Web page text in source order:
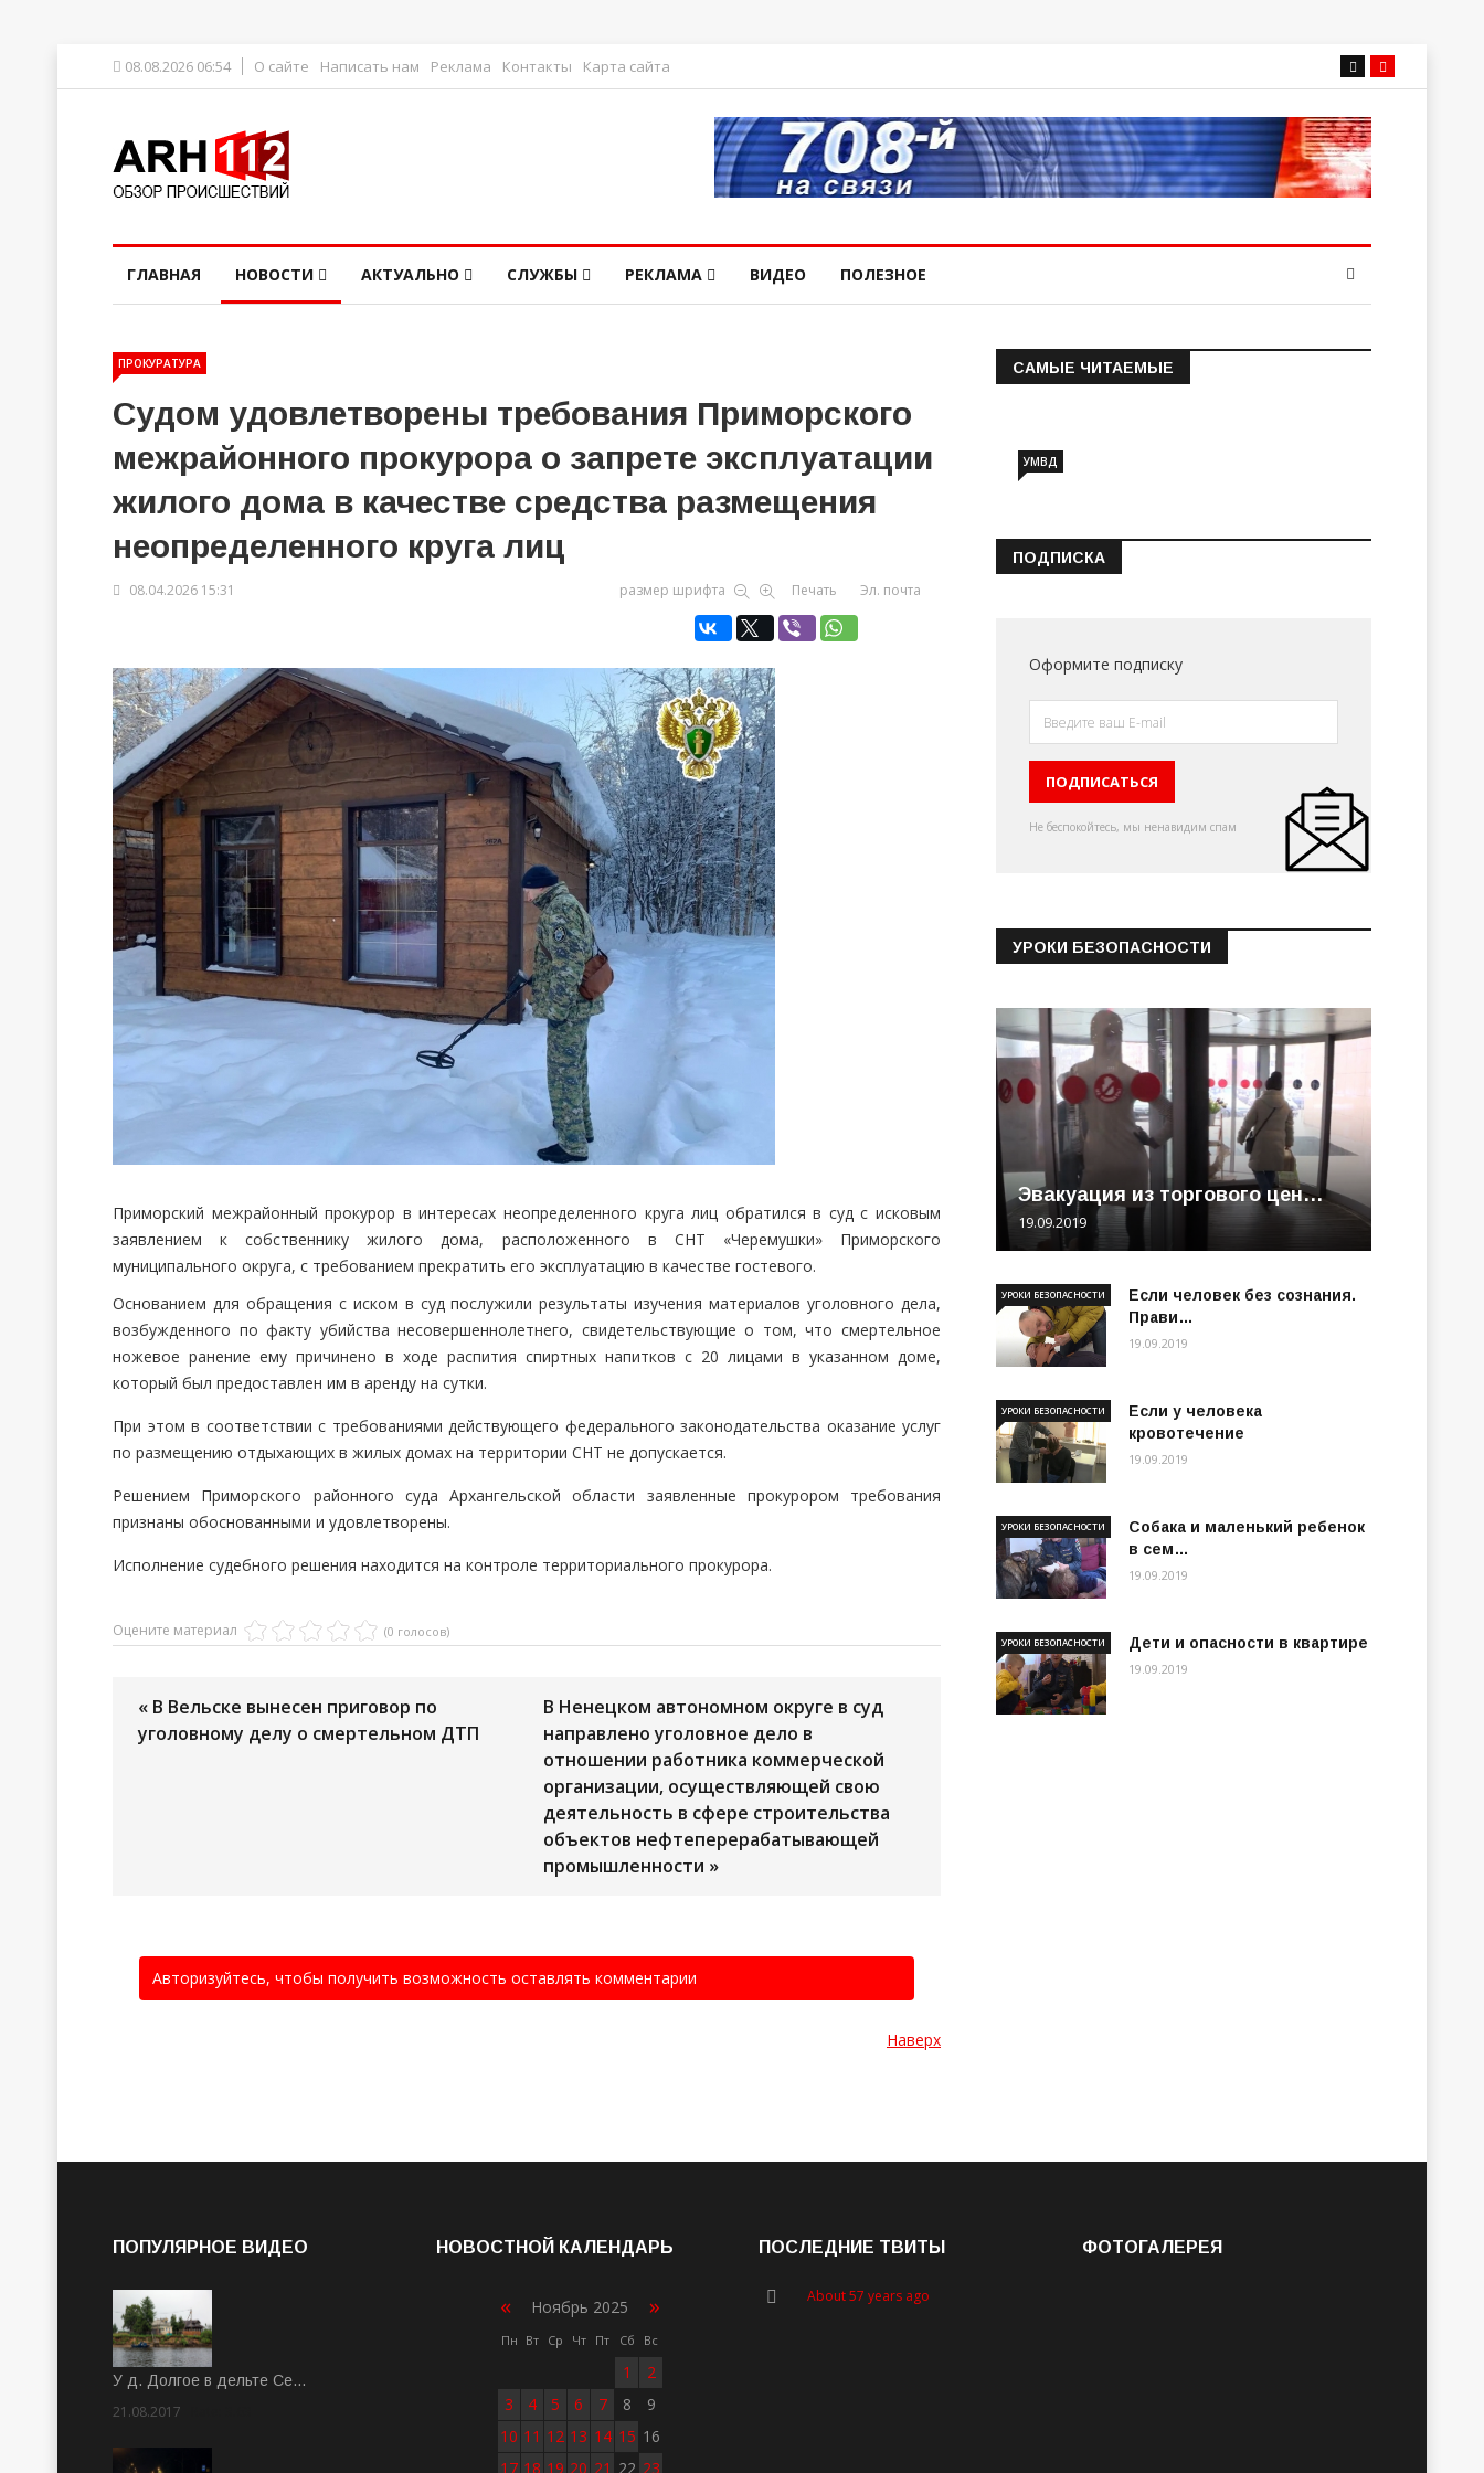
08.08.2026 06:54 О сайте Написать нам Реклама Контакты Карта сайта
ГЛАВНАЯ НОВОСТИ АКТУАЛЬНО СЛУЖБЫ РЕКЛАМА ВИДЕО ПОЛЕЗНОЕ
ПРОКУРАТУРА
Судом удовлетворены требования Приморского
межрайонного прокурора о запрете эксплуатации
жилого дома в качестве средства размещения
неопределенного круга лиц
08.04.2026 15:31 размер шрифта Печать Эл. почта
Приморский межрайонный прокурор в интересах неопределенного круга лиц обратился в суд с исковым
заявлением к собственнику жилого дома, расположенного в СНТ «Черемушки» Приморского
муниципального округа, с требованием прекратить его эксплуатацию в качестве гостевого.
Основанием для обращения с иском в суд послужили результаты изучения материалов уголовного дела,
возбужденного по факту убийства несовершеннолетнего, свидетельствующие о том, что смертельное
ножевое ранение ему причинено в ходе распития спиртных напитков с 20 лицами в указанном доме,
который был предоставлен им в аренду на сутки.
При этом в соответствии с требованиями действующего федерального законодательства оказание услуг
по размещению отдыхающих в жилых домах на территории СНТ не допускается.
Решением Приморского районного суда Архангельской области заявленные прокурором требования
признаны обоснованными и удовлетворены.
Исполнение судебного решения находится на контроле территориального прокурора.
Оцените материал (0 голосов)
« В Вельске вынесен приговор по
уголовному делу о смертельном ДТП
В Ненецком автономном округе в суд
направлено уголовное дело в
отношении работника коммерческой
организации, осуществляющей свою
деятельность в сфере строительства
объектов нефтеперерабатывающей
промышленности »
Авторизуйтесь, чтобы получить возможность оставлять комментарии
Наверх
САМЫЕ ЧИТАЕМЫЕ
Информация о состоянии
УМВД
ПОДПИСКА
Оформите подписку
Не беспокойтесь, мы ненавидим спам
УРОКИ БЕЗОПАСНОСТИ
Эвакуация из торгового цен…
19.09.2019
Если человек без сознания.
Прави…
УРОКИ БЕЗОПАСНОСТИ
19.09.2019
Если у человека
кровотечение
УРОКИ БЕЗОПАСНОСТИ
19.09.2019
Собака и маленький ребенок
в сем…
УРОКИ БЕЗОПАСНОСТИ
19.09.2019
Дети и опасности в квартире
УРОКИ БЕЗОПАСНОСТИ
19.09.2019
ПОПУЛЯРНОЕ ВИДЕО
У д. Долгое в дельте Се…
21.08.2017
НОВОСТНОЙ КАЛЕНДАРЬ
« Ноябрь 2025 »
Пн Вт Ср Чт Пт Сб Вс
1
2
3
4 5 6 7 8
9
10 11 12 13 14 15 16
17 18 19 20 21 22 23
ПОСЛЕДНИЕ ТВИТЫ
About 57 years ago
ФОТОГАЛЕРЕЯ